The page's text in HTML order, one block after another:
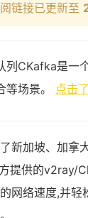
链接已更新至
列CKafka是
等场景。
点击
新加坡、加拿
提供的v2ray/
网络速度,并